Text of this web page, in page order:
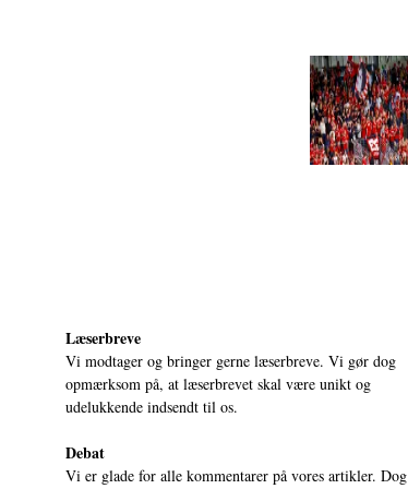
Læserbreve
Vi modtager og bringer gerne læserbreve. Vi gør dog
opmærksom på, at læserbrevet skal være unikt og
udelukkende indsendt til os.
Debat
Vi er glade for alle kommentarer på vores artikler. Dog